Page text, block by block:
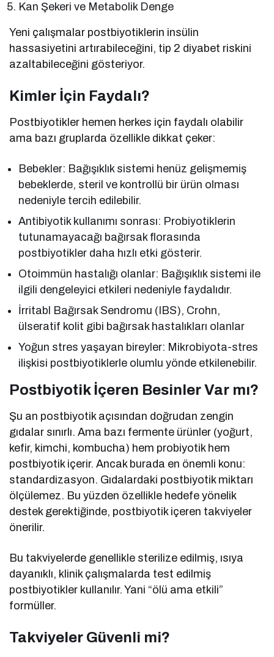
Kan Şekeri ve Metabolik Denge
Yeni çalışmalar postbiyotiklerin insülin
hassasiyetini artırabileceğini, tip 2 diyabet riskini
azaltabileceğini gösteriyor.
Kimler İçin Faydalı?
Postbiyotikler hemen herkes için faydalı olabilir
ama bazı gruplarda özellikle dikkat çeker:
Bebekler: Bağışıklık sistemi henüz gelişmemiş
bebeklerde, steril ve kontrollü bir ürün olması
nedeniyle tercih edilebilir.
Antibiyotik kullanımı sonrası: Probiyotiklerin
tutunamayacağı bağırsak florasında
postbiyotikler daha hızlı etki gösterir.
Otoimmün hastalığı olanlar: Bağışıklık sistemi ile
ilgili dengeleyici etkileri nedeniyle faydalıdır.
İrritabl Bağırsak Sendromu (IBS), Crohn,
ülseratif kolit gibi bağırsak hastalıkları olanlar
Yoğun stres yaşayan bireyler: Mikrobiyota-stres
ilişkisi postbiyotiklerle olumlu yönde etkilenebilir.
Postbiyotik İçeren Besinler Var mı?
Şu an postbiyotik açısından doğrudan zengin
gıdalar sınırlı. Ama bazı fermente ürünler (yoğurt,
kefir, kimchi, kombucha) hem probiyotik hem
postbiyotik içerir. Ancak burada en önemli konu:
standardizasyon. Gıdalardaki postbiyotik miktarı
ölçülemez. Bu yüzden özellikle hedefe yönelik
destek gerektiğinde, postbiyotik içeren takviyeler
önerilir.
Bu takviyelerde genellikle sterilize edilmiş, ısıya
dayanıklı, klinik çalışmalarda test edilmiş
postbiyotikler kullanılır. Yani “ölü ama etkili”
formüller.
Takviyeler Güvenli mi?